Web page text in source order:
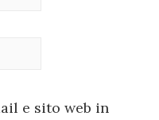
e sito web in